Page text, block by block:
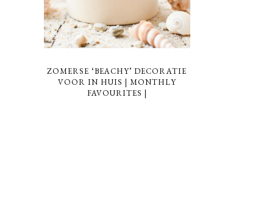
ZOMERSE ‘BEACHY’ DECORATIE
VOOR IN HUIS | MONTHLY
FAVOURITES |